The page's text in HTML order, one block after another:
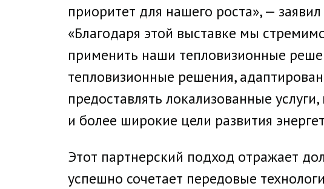
приоритет для нашего роста», —
«Благодаря этой выставке мы
применить наши тепловизионные
тепловизионные решения,
предоставлять локализованные
и более широкие цели развития
Этот партнерский подход отражает
успешно сочетает передовые